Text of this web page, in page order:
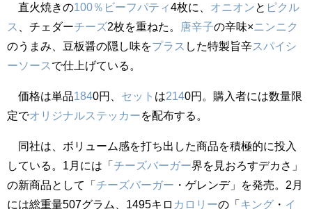
直火焼きの100％ ビーフパティ4枚に、 オニオンと ピクル
ス
、チェダーチーズ2枚を重ねた。 唐辛子の辛味×ニンニク
のうまみ、豆板醤の隠し味をプラス した特製旨辛スパイシ
ーソース で仕上げている。
価格は単品1840円、 セット は2140円。購入者には数量限
定でオリジナルステッカーを配布する。
同社は、ボリューム感を打ち出した商品を積極的に投入
している。1月には「 チーズバーガー界を見おろすデカさ」
の新商品として「 チーズバーガー ・ゲレンデ」を発売。2月
には総重量507グラム、1495キロ カロリーの「 キング ・ イ